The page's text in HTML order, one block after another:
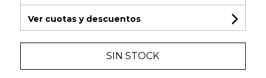
Ver cuotas y descuentos
SIN STOCK